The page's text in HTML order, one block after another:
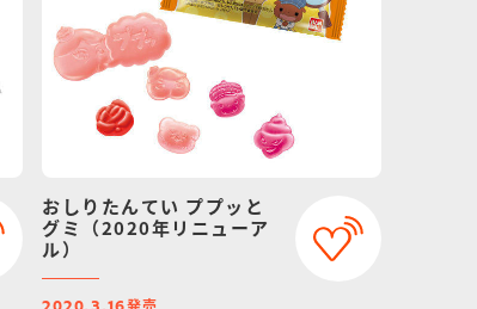
おしりたんてい ププッと
グミ（2020年リニューア
ル）